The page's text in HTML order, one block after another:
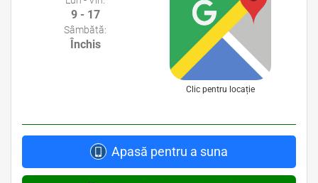
9 - 17
Sâmbătă:
Închis
Clic pentru locație
Apasă pentru a suna